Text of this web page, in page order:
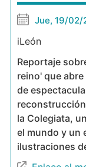
Jue, 19/02/
iLeón
Reportaje
reino' que
de
la Colegiata,
el mundo y un
ilustraciones